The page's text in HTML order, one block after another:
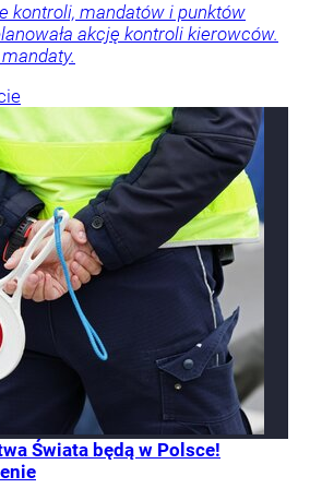
kontroli, mandatów i punktów
akcję kontroli kierowców.
Świata będą w Polsce!